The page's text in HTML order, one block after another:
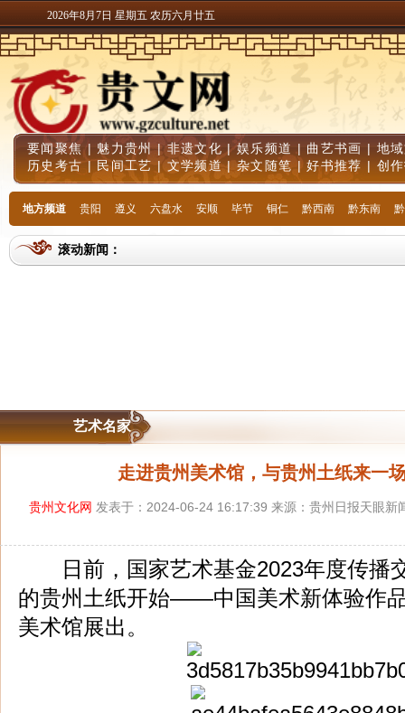
2026年8月7日 星期五 农历六月廿五
要闻聚焦| 魅力贵州|非遗文化 |娱乐频道 | 曲艺书画 | 地
历史考古 | 民间工艺 |文学频道|杂文随笔 |好书推荐 | 创
地方频道 贵阳 遵义 六盘水 安顺 毕节 铜仁 黔西南 黔东南
滚动新闻：
艺术名家
走进贵州美术馆，与贵州土纸来一
贵州文化网 发表于：2024-06-24 16:17:39 来源：贵州日报天眼新
日前，国家艺术基金2023年度传播
的贵州土纸开始——中国美术新体验作
美术馆展出。